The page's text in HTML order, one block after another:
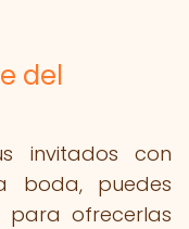
del
invitados con
boda, puedes
para ofrecerlas